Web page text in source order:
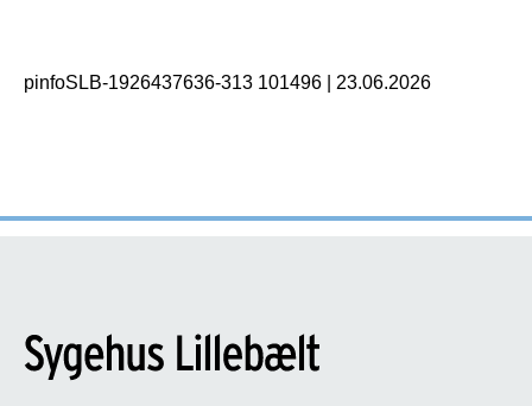
pinfoSLB-1926437636-313 101496 23.06.2026